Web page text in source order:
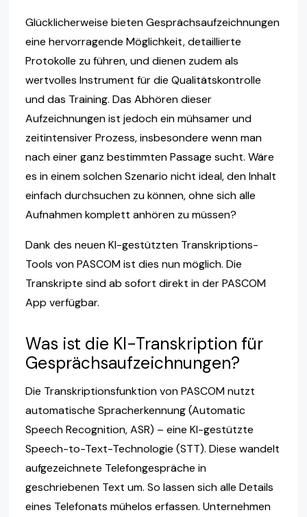
Glücklicherweise bieten Gesprächsaufzeichnungen
eine hervorragende Möglichkeit, detaillierte
Protokolle zu führen, und dienen zudem als
wertvolles Instrument für die Qualitätskontrolle
und das Training. Das Abhören dieser
Aufzeichnungen ist jedoch ein mühsamer und
zeitintensiver Prozess, insbesondere wenn man
nach einer ganz bestimmten Passage sucht. Wäre
es in einem solchen Szenario nicht ideal, den Inhalt
einfach durchsuchen zu können, ohne sich alle
Aufnahmen komplett anhören zu müssen?
Dank des neuen KI-gestützten Transkriptions-
Tools von PASCOM ist dies nun möglich. Die
Transkripte sind ab sofort direkt in der PASCOM
App verfügbar.
Was ist die KI-Transkription für
Gesprächsaufzeichnungen?
Die Transkriptionsfunktion von PASCOM nutzt
automatische Spracherkennung (Automatic
Speech Recognition, ASR) – eine KI-gestützte
Speech-to-Text-Technologie (STT). Diese wandelt
aufgezeichnete Telefongespräche in
geschriebenen Text um. So lassen sich alle Details
eines Telefonats mühelos erfassen. Unternehmen